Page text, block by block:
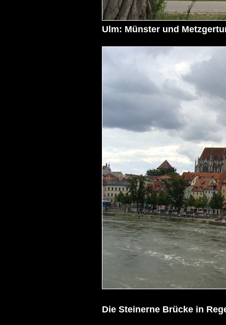
Ulm: Münster und
Die Steinerne Brücke in